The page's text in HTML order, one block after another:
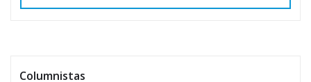
Columnistas